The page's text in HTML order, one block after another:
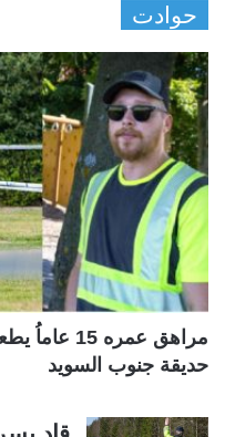
حوادت
مراهق
حديقة جنوب السويد